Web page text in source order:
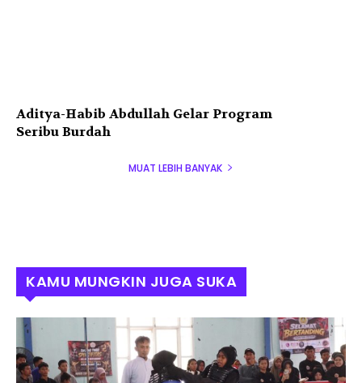
Aditya-Habib Abdullah Gelar Program
Seribu Burdah
MUAT LEBIH BANYAK
KAMU MUNGKIN JUGA SUKA